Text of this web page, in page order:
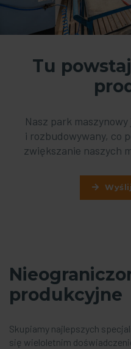
Tu
Nasz park
i rozbudowywany, co
zwiększanie naszych
produkcyjne
Skupiamy najlepszych
się wieloletnim